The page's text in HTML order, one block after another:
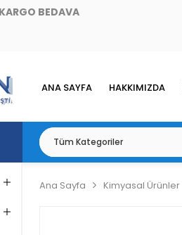
KARGO BEDAVA
ANA SAYFA HAKKIMIZDA
Ana Sayfa Kimyasal Ürünler